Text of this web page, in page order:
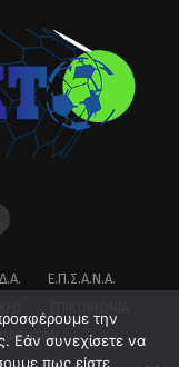
Ε.Π.Σ.Α.Ν.Α.
την
Εάν συνεχίσετε να
πως είστε